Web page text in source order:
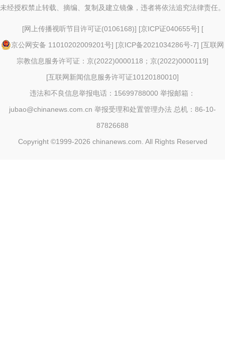
未经授权禁止转载、摘编、复制及建立镜像，违者将依法追究法律责任。
[网上传播视听节目许可证(0106168)] [京ICP证040655号] [
京公网安备 11010202009201号] [京ICP备2021034286号-7] [互联网
宗教信息服务许可证：京(2022)0000118；京(2022)0000119]
[互联网新闻信息服务许可证10120180010]
违法和不良信息举报电话：15699788000 举报邮箱：
jubao@chinanews.com.cn 举报受理和处置管理办法 总机：86-10-
87826688
Copyright ©1999-2026 chinanews.com. All Rights Reserved